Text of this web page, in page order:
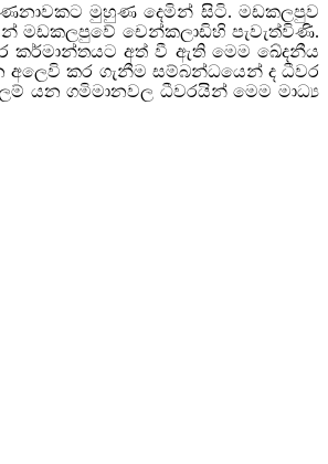
මුහුණ දෙමින් සිටි. මඩකලපුව
මඩකලපුවේ චෙන්කලාඩිහි පැවැත්විණි.
කර්මාන්තයට අත් වී ඇති මෙම ඛේදනීය
අලෙවි කර ගැනීම සම්බන්ධයෙන් ද ධීවර
යන ගමිමානවල ධීවරයින් මෙම මාධ්‍ය